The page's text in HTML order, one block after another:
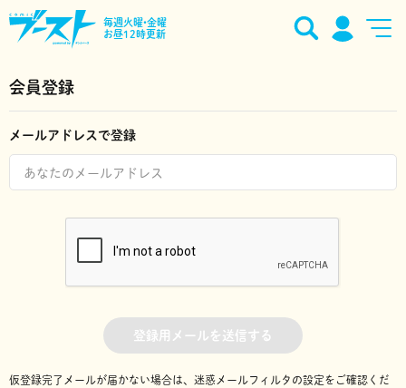
毎週火曜•金曜
お昼12時更新
会員登録
メールアドレスで登録
登録用メールを送信する
仮登録完了メールが届かない場合は、迷惑メールフィルタの設定をご確認くだ